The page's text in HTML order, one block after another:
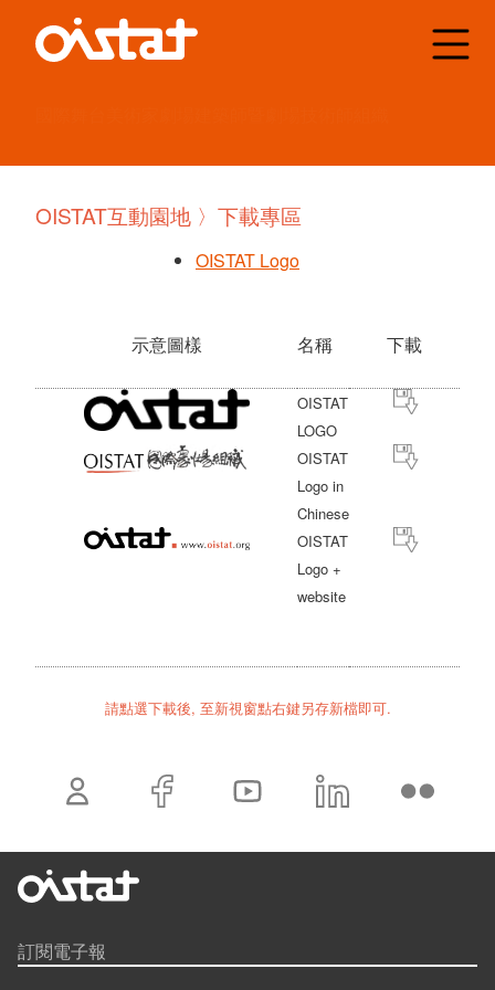
OISTAT互動園地 〉下載專區
OISTAT Logo
示意圖樣 名稱 下載
OISTAT
LOGO
OISTAT
Logo in
Chinese
OISTAT
Logo +
website
請點選下載後, 至新視窗點右鍵另存新檔即可.
訂閱電子報